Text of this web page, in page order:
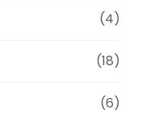
(4)
(18)
(6)